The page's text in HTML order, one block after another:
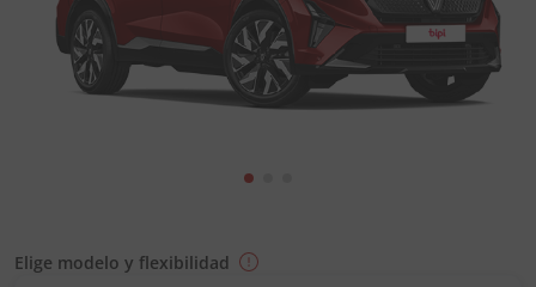
Elige modelo y flexibilidad